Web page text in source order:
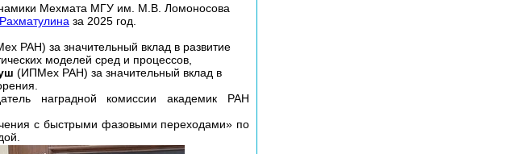
Мехмата МГУ им. М.В. Ломоносова
за 2025 год.
РАН) за значительный вклад в развитие
моделей сред и процессов,
(ИПМех РАН) за значительный вклад в
наградной комиссии академик РАН
с быстрыми фазовыми переходами» по